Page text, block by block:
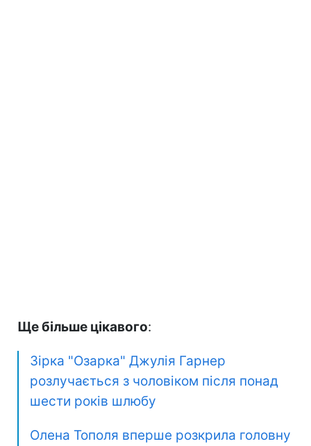
Ще більше цікавого:
Зірка "Озарка" Джулія Гарнер
розлучається з чоловіком після понад
шести років шлюбу
Олена Тополя вперше розкрила головну